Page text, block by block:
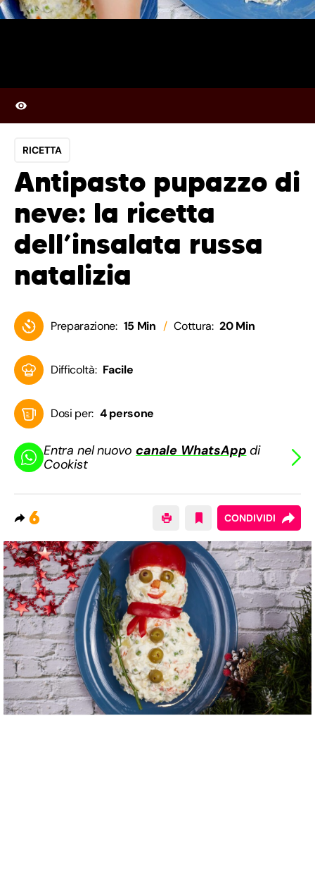
RICETTA
Antipasto pupazzo di
neve: la ricetta
dell’insalata russa
natalizia
Preparazione: 15 Min Cottura: 20 Min
Difficoltà: Facile
Dosi per: 4 persone
Entra nel nuovocanale WhatsApp di
Cookist
6 CONDIVIDI